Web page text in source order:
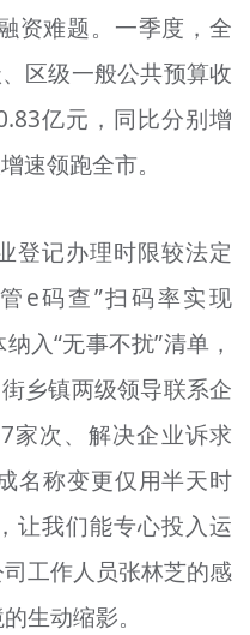
资难题。一季度，全
区级一般公共预算收
亿元，同比分别增
速领跑全市。
登记办理时限较法定
e码查”扫码率实现
入“无事不扰”清单，
乡镇两级领导联系企
家次、解决企业诉求
名称变更仅用半天时
让我们能专心投入运
工作人员张林芝的感
生动缩影。